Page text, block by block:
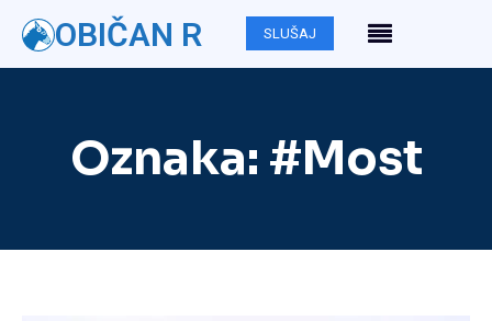
OBIČAN R SLUŠAJ
Oznaka: #Most